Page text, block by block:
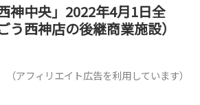
神中央」2022年4月1日全
う西神店の後継商業施設）
（アフィリエイト広告を利用しています）